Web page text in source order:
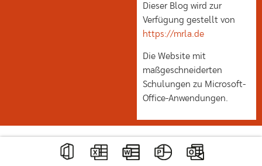
Dieser Blog wird zur
Verfügung gestellt von
https://mrla.de
Die Website mit
maßgeschneiderten
Schulungen zu Microsoft-
Office-Anwendungen.